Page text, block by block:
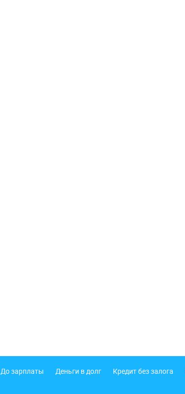
До зарплаты Деньги в долг Кредит без залога